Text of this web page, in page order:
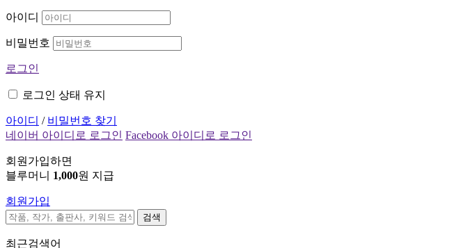
아이디
비밀번호
로그인
로그인 상태 유지
아이디 / 비밀번호 찾기
네이버 아이디로 로그인 Facebook 아이디로 로그인
회원가입하면
블루머니 1,000원 지급
회원가입
검색
최근검색어